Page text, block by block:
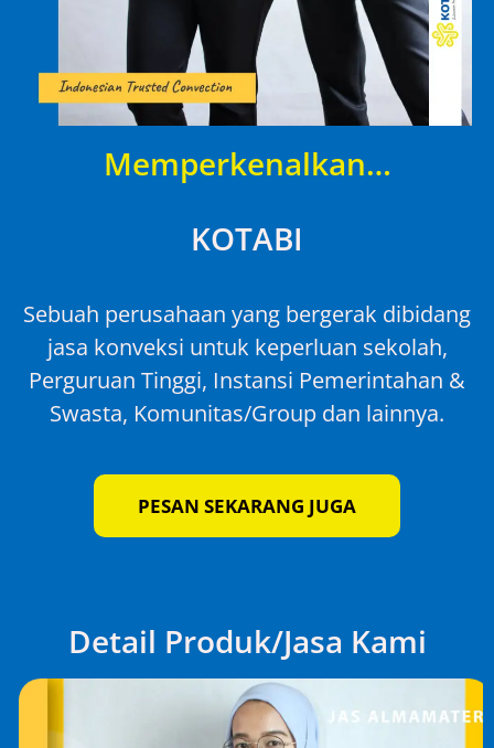
Memperkenalkan…
KOTABI
Sebuah perusahaan yang bergerak dibidang
jasa konveksi untuk keperluan sekolah,
Perguruan Tinggi, Instansi Pemerintahan &
Swasta, Komunitas/Group dan lainnya.
PESAN SEKARANG JUGA
Detail Produk/Jasa Kami